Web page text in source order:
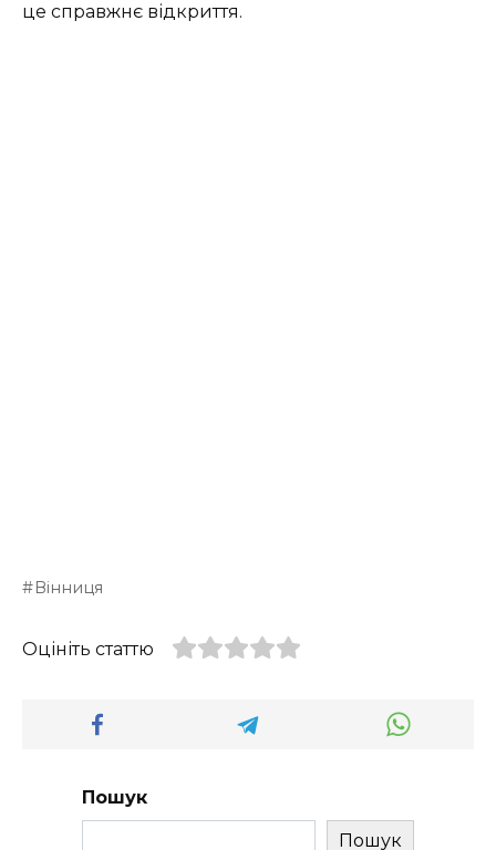
це справжнє відкриття.
Вінниця
Оцініть статтю
Пошук
Пошук